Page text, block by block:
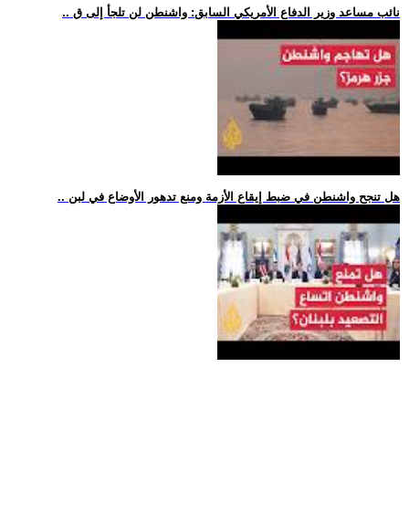
.. نائب مساعد وزير الدفاع الأمريكي السابق: واشنطن لن تلجأ إلى ق
.. هل تنجح واشنطن في ضبط إيقاع الأزمة ومنع تدهور الأوضاع في لبن